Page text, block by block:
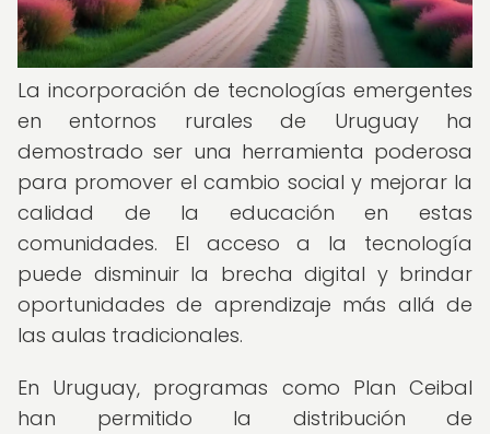
La incorporación de tecnologías emergentes
en entornos rurales de Uruguay ha
demostrado ser una herramienta poderosa
para promover el cambio social y mejorar la
calidad de la educación en estas
comunidades. El acceso a la tecnología
puede disminuir la brecha digital y brindar
oportunidades de aprendizaje más allá de
las aulas tradicionales.
En Uruguay, programas como Plan Ceibal
han permitido la distribución de